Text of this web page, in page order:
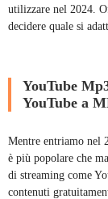
utilizzare nel 2024.
decidere quale si
YouTube
YouTube a
Mentre entriamo nel
è più popolare che
di streaming come
contenuti